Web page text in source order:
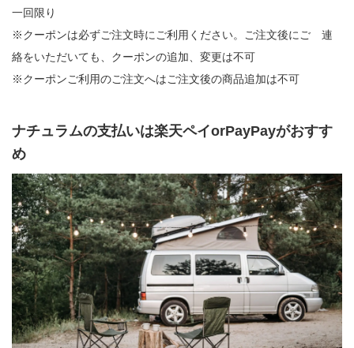
一回限り
※クーポンは必ずご注文時にご利用ください。ご注文後にご 連
絡をいただいても、クーポンの追加、変更は不可
※クーポンご利用のご注文へはご注文後の商品追加は不可
ナチュラムの支払いは楽天ペイorPayPayがおすす
め